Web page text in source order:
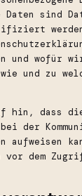
Daten sind
und wofür
und zu
hin, dass
der
aufweisen
vor dem